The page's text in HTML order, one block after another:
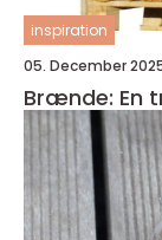
inspiration
05. December
Brænde: En